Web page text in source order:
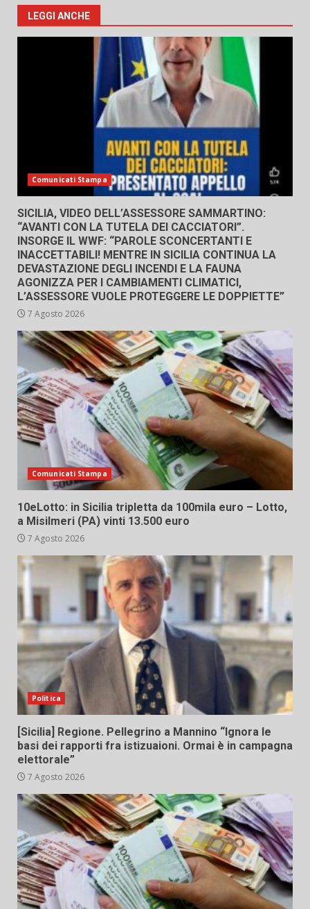
LEGGI ANCHE
Comunicati Stampa
SICILIA, VIDEO DELL’ASSESSORE SAMMARTINO:
“AVANTI CON LA TUTELA DEI CACCIATORI”.
INSORGE IL WWF: “PAROLE SCONCERTANTI E
INACCETTABILI! MENTRE IN SICILIA CONTINUA LA
DEVASTAZIONE DEGLI INCENDI E LA FAUNA
AGONIZZA PER I CAMBIAMENTI CLIMATICI,
L’ASSESSORE VUOLE PROTEGGERE LE DOPPIETTE”
7 Agosto 2026
Comunicati Stampa
10eLotto: in Sicilia tripletta da 100mila euro – Lotto,
a Misilmeri (PA) vinti 13.500 euro
7 Agosto 2026
Politica
[Sicilia] Regione. Pellegrino a Mannino “Ignora le
basi dei rapporti fra istizuaioni. Ormai è in campagna
elettorale”
7 Agosto 2026